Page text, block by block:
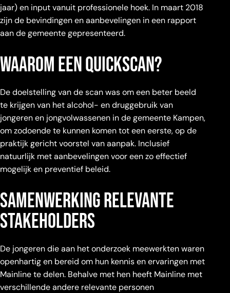
jaar) en input vanuit professionele hoek. In maart 2018
zijn de bevindingen en aanbevelingen in een rapport
aan de gemeente gepresenteerd.
Waarom een quickscan?
De doelstelling van de scan was om een beter beeld
te krijgen van het alcohol- en druggebruik van
jongeren en jongvolwassenen in de gemeente Kampen,
om zodoende te kunnen komen tot een eerste, op de
praktijk gericht voorstel van aanpak. Inclusief
natuurlijk met aanbevelingen voor een zo effectief
mogelijk en preventief beleid.
samenwerking relevante
stakeholders
De jongeren die aan het onderzoek meewerkten waren
openhartig en bereid om hun kennis en ervaringen met
Mainline te delen. Behalve met hen heeft Mainline met
verschillende andere relevante personen